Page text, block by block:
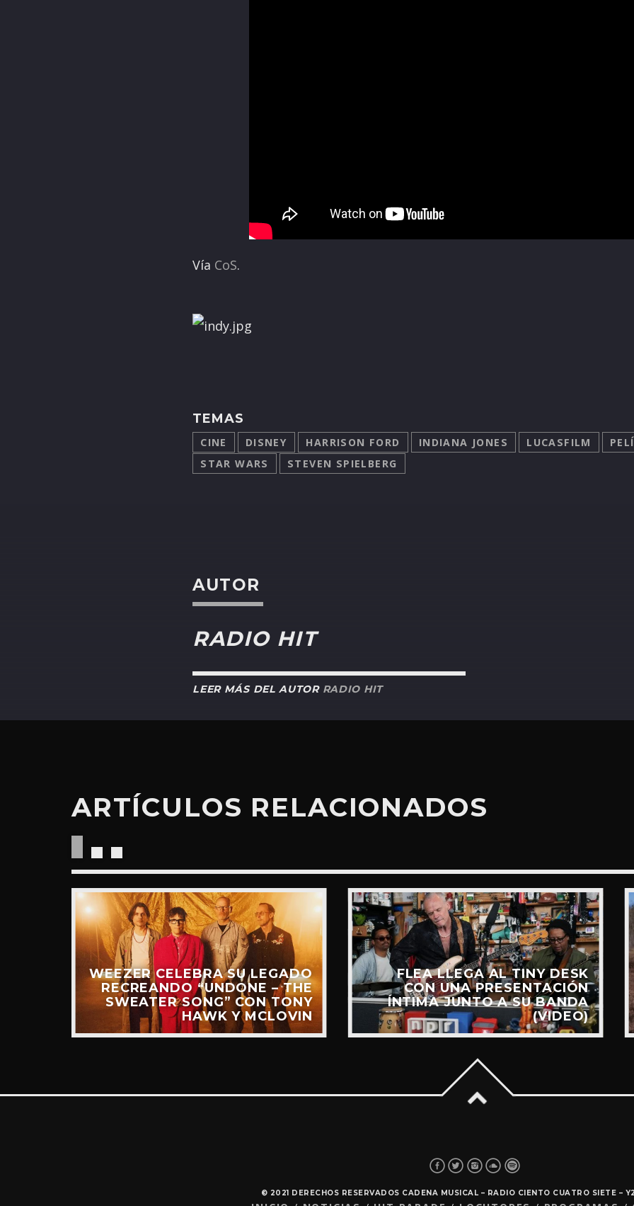
Vía CoS.
TEMAS
CINE DISNEY HARRISON FORD INDIANA JONES LUCASFILM
STAR WARS
STEVEN SPIELBERG
AUTOR
RADIO HIT
LEER MÁS DEL AUTOR RADIO HIT
ARTÍCULOS RELACIONADOS
WEEZER CELEBRA SU LEGADO
RECREANDO “UNDONE – THE
SWEATER SONG” CON TONY
HAWK Y MCLOVIN
FLEA LLEGA AL TINY DESK
CON UNA PRESENTACIÓN
ÍNTIMA JUNTO A SU BANDA
(VIDEO)
© 2021 DERECHOS RESERVADOS CADENA MUSICAL – RADIO CIENTO CUATRO SIETE –